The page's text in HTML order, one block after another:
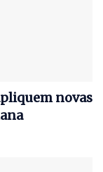
novas